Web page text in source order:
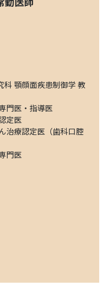
顎顔面疾患制御学 教
門医・指導医
定医
治療認定医（歯科口腔
門医